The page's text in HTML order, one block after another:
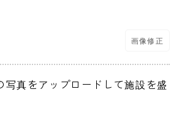
画像修正
写真をアップロードして施設を盛